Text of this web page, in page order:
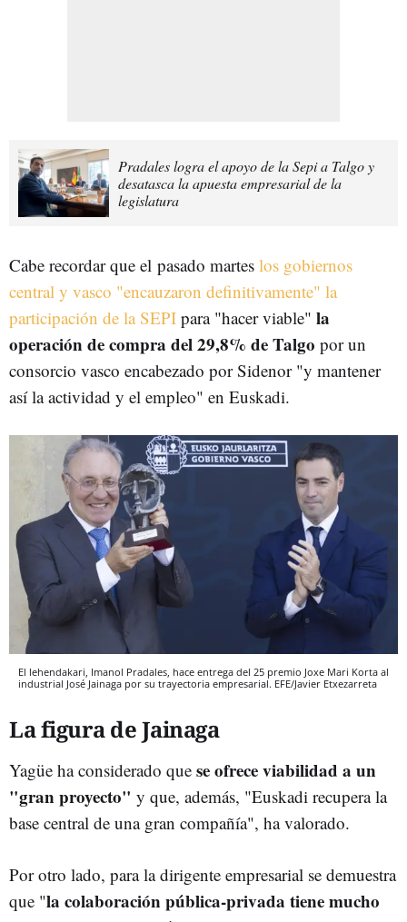
Pradales logra el apoyo de la Sepi a Talgo y
desatasca la apuesta empresarial de la
legislatura
Cabe recordar que el pasado martes los gobiernos
central y vasco "encauzaron definitivamente" la
participación de la SEPI para "hacer viable" la
operación de compra del 29,8% de Talgo por un
consorcio vasco encabezado por Sidenor "y mantener
así la actividad y el empleo" en Euskadi.
El lehendakari, Imanol Pradales, hace entrega del 25 premio Joxe Mari Korta al
industrial José Jainaga por su trayectoria empresarial. EFE/Javier Etxezarreta
La figura de Jainaga
Yagüe ha considerado que se ofrece viabilidad a un
"gran proyecto" y que, además, "Euskadi recupera la
base central de una gran compañía", ha valorado.
Por otro lado, para la dirigente empresarial se demuestra
que "la colaboración pública-privada tiene mucho